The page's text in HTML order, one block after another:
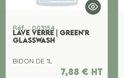
Réf. : 003154
LAVE VERRE | GREEN'R
GLASSWASH
BIDON DE 1L
7,88 € ht